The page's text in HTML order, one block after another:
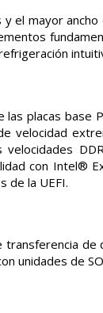
el mayor
placas base
velocidad
con Intel®
de la UEFI.
unidades de